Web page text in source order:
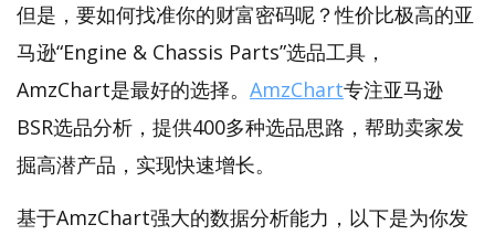
但是，要如何找准你的财富密码呢？性价比极高的亚
马逊“Engine & Chassis Parts”选品工具，
AmzChart是最好的选择。 AmzChart专注亚马逊
BSR选品分析，提供400多种选品思路，帮助卖家发
掘高潜产品，实现快速增长。
基于AmzChart强大的数据分析能力，以下是为你发